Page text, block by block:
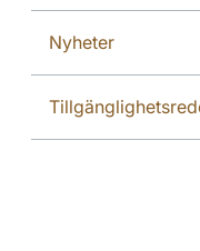
Nyheter